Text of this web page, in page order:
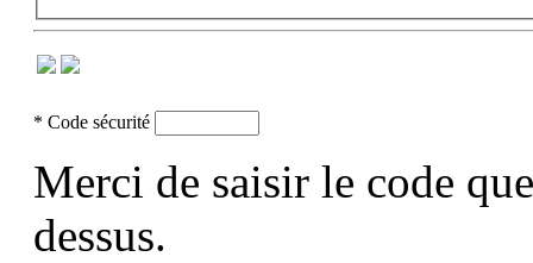
* Code sécurité
Merci de saisir le code
dessus.